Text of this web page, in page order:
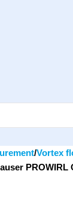
Vortex
PROWIRL